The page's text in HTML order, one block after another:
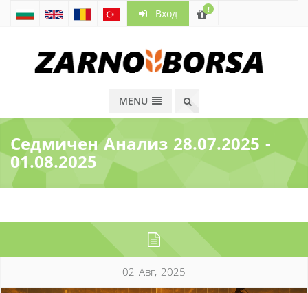
Вход !
MENU
Седмичен Анализ 28.07.2025 -
01.08.2025
02 Авг, 2025